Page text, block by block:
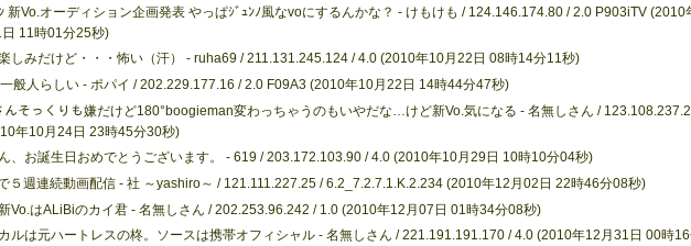
新Vo.オーディション企画発表 やっぱｼﾞｭﾝﾉ風なvoにするんかな？ - けもけも / 124.146.174.80 / 2.0 P903iTV (2010
11時01分25秒)
しみだけど・・・怖い（汗） - ruha69 / 211.131.245.124 / 4.0 (2010年10月22日 08時14分11秒)
般人らしい - ポパイ / 202.229.177.16 / 2.0 F09A3 (2010年10月22日 14時44分47秒)
んそっくりも嫌だけど180°boogieman変わっちゃうのもいやだな…けど新Vo.気になる - 名無しさん /
年10月24日 23時45分30秒)
、お誕生日おめでとうございます。 - 619 / 203.172.103.90 / 4.0 (2010年10月29日 10時10分04秒)
５週連続動画配信 - 社 ～yashiro～ / 121.111.227.25 / 6.2_7.2.7.1.K.2.234 (2010年12月02日 22時46分08秒)
Vo.はALiBiのカイ君 - 名無しさん / 202.253.96.242 / 1.0 (2010年12月07日 01時34分08秒)
ルは元ハートレスの柊。ソースは携帯オフィシャル - 名無しさん / 221.191.191.170 / 4.0 (2010年12月31日 00時